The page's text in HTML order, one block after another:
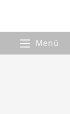
Menü